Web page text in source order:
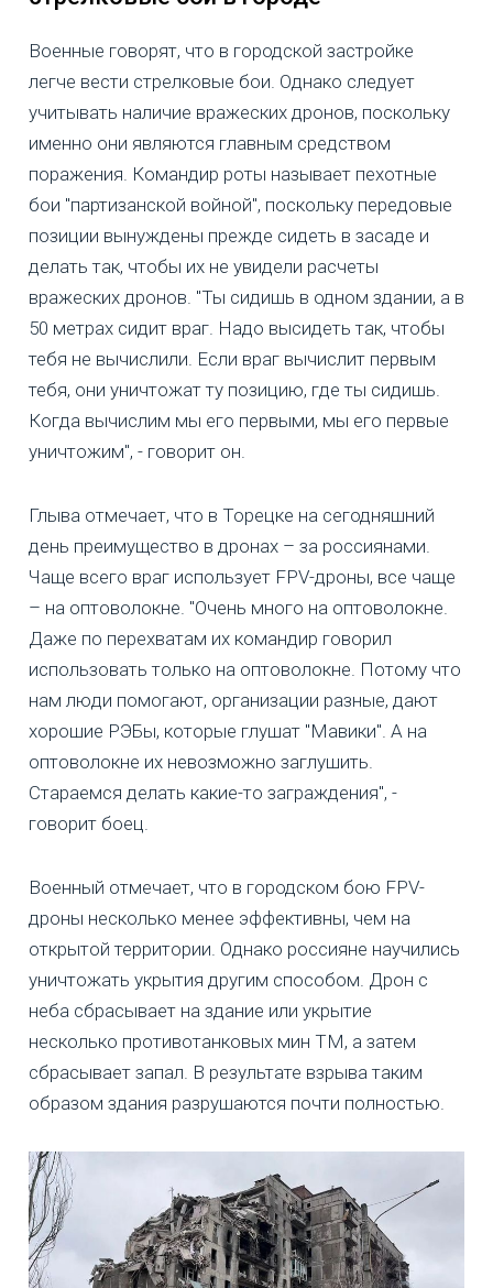
Военные говорят, что в городской застройке
легче вести стрелковые бои. Однако следует
учитывать наличие вражеских дронов, поскольку
именно они являются главным средством
поражения. Командир роты называет пехотные
бои "партизанской войной", поскольку передовые
позиции вынуждены прежде сидеть в засаде и
делать так, чтобы их не увидели расчеты
вражеских дронов. "Ты сидишь в одном здании, а в
50 метрах сидит враг. Надо высидеть так, чтобы
тебя не вычислили. Если враг вычислит первым
тебя, они уничтожат ту позицию, где ты сидишь.
Когда вычислим мы его первыми, мы его первые
уничтожим", - говорит он.
Глыва отмечает, что в Торецке на сегодняшний
день преимущество в дронах – за россиянами.
Чаще всего враг использует FPV-дроны, все чаще
– на оптоволокне. "Очень много на оптоволокне.
Даже по перехватам их командир говорил
использовать только на оптоволокне. Потому что
нам люди помогают, организации разные, дают
хорошие РЭБы, которые глушат "Мавики". А на
оптоволокне их невозможно заглушить.
Стараемся делать какие-то заграждения", -
говорит боец.
Военный отмечает, что в городском бою FPV-
дроны несколько менее эффективны, чем на
открытой территории. Однако россияне научились
уничтожать укрытия другим способом. Дрон с
неба сбрасывает на здание или укрытие
несколько противотанковых мин ТМ, а затем
сбрасывает запал. В результате взрыва таким
образом здания разрушаются почти полностью.